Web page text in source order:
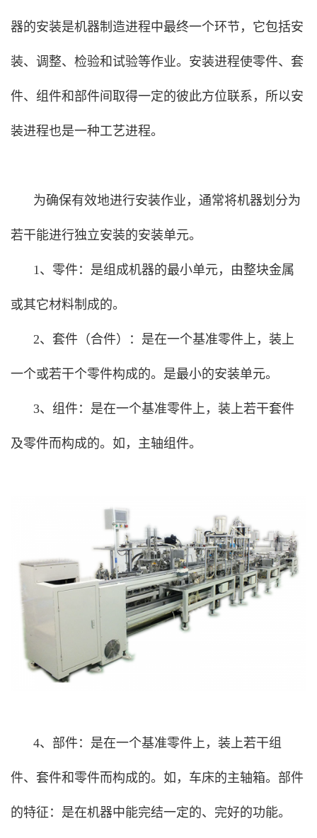
器的安装是机器制造进程中最终一个环节，它包括安
装、调整、检验和试验等作业。安装进程使零件、套
件、组件和部件间取得一定的彼此方位联系，所以安
装进程也是一种工艺进程。
为确保有效地进行安装作业，通常将机器划分为
若干能进行独立安装的安装单元。
1、零件：是组成机器的最小单元，由整块金属
或其它材料制成的。
2、套件（合件）：是在一个基准零件上，装上
一个或若干个零件构成的。是最小的安装单元。
3、组件：是在一个基准零件上，装上若干套件
及零件而构成的。如，主轴组件。
4、部件：是在一个基准零件上，装上若干组
件、套件和零件而构成的。如，车床的主轴箱。部件
的特征：是在机器中能完结一定的、完好的功能。